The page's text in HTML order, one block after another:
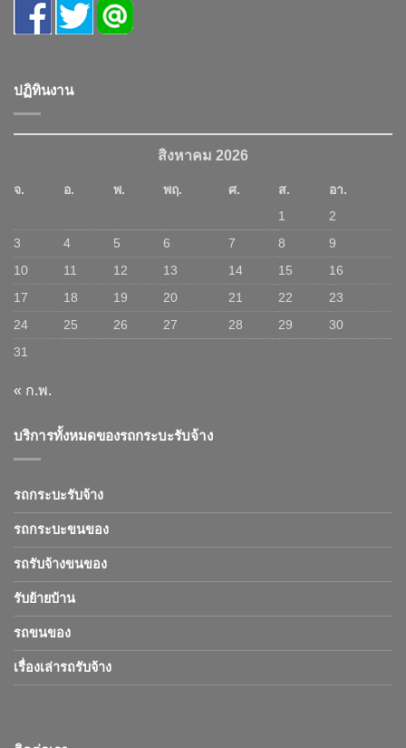
ปฏิทินงาน
สิงหาคม 2026
จ. อ. พ. พฤ. ศ. ส.
อา.
1
2
3
4 5 6 7 8
9
10
11 12 13 14 15
16
17
18 19 20 21 22
23
24
25 26 27 28 29
30
31
« ก.พ.
บริการทั้งหมดของรถกระบะรับจ้าง
รถกระบะรับจ้าง
รถกระบะขนของ
รถรับจ้างขนของ
รับย้ายบ้าน
รถขนของ
เรื่องเล่ารถรับจ้าง